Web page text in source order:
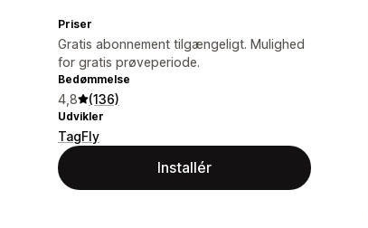
Priser
Gratis abonnement tilgængeligt. Mulighed
for gratis prøveperiode.
Bedømmelse
4,8 (136)
Udvikler
TagFly
Installér